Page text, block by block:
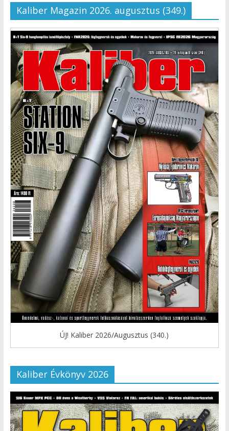
Kaliber Magazin 2026. augusztus (349.)
ÚJ! Kaliber 2026/Augusztus (340.)
Kaliber Évkönyv 2026